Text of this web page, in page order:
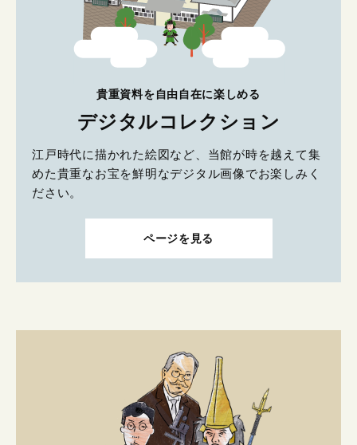
貴重資料を自由自在に楽しめる
デジタルコレクション
江戸時代に描かれた絵図など、当館が時を越えて集
めた貴重なお宝を鮮明なデジタル画像でお楽しみく
ださい。
ページを見る